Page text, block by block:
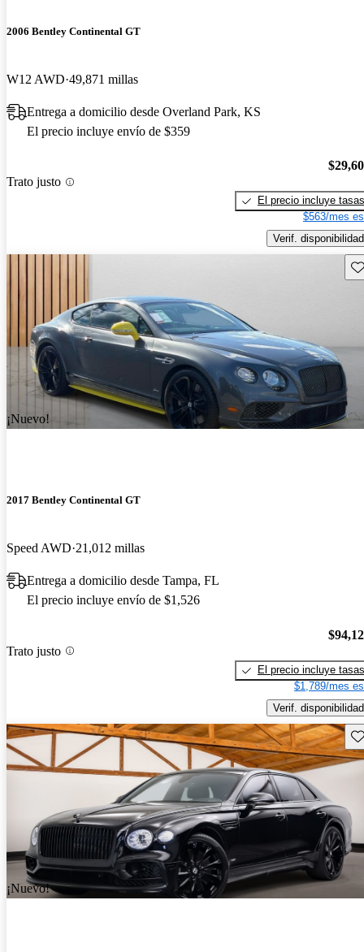
2006 Bentley Continental GT
W12 AWD 49,871 millas
Entrega a domicilio desde Overland Park, KS
El precio incluye envío de $359
Trato justo
El precio incluye tasas
$563/mes
Verif. disponibilidad
¡Nuevo!
2017 Bentley Continental GT
Speed AWD 21,012 millas
Entrega a domicilio desde Tampa, FL
El precio incluye envío de $1,526
Trato justo
El precio incluye tasas
$1,789/mes
Verif. disponibilidad
¡Nuevo!